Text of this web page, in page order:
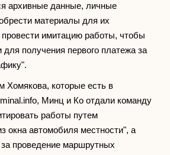
архивные данные, личные
материалы для их
имитацию работы, чтобы
для получения первого платежа за
Хомякова, которые есть в
Минц и Ко отдали команду
работы путем
окна автомобиля местности", а
проведение маршрутных